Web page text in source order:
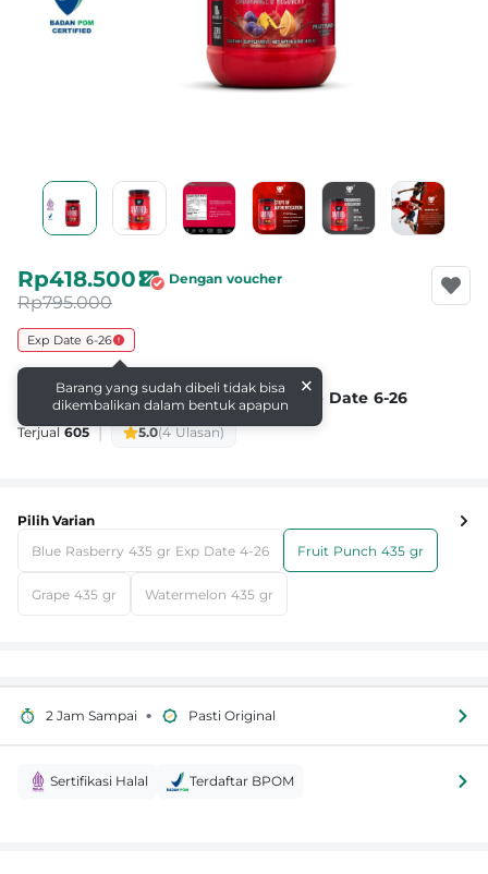
Exp Date 6-26
×
Barang yang sudah dibeli tidak bisa
dikembalikan dalam bentuk apapun
BSN
BSN AMINO X Fruit Punch 435 Gr Exp Date 6-26
Terjual 605 | 5.0(4 Ulasan)
Rp418.500 Dengan voucher
Rp795.000
Pilih Varian
Blue Rasberry 435 gr Exp Date 4-26
Fruit Punch 435 gr
Grape 435 gr Watermelon 435 gr
2 Jam Sampai • Pasti Original
Sertifikasi Halal Terdaftar BPOM